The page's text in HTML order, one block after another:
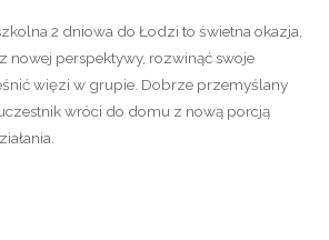
2 dniowa do Łodzi to świetna okazja,
nowej perspektywy, rozwinąć swoje
więzi w grupie. Dobrze przemyślany
wróci do domu z nową porcją